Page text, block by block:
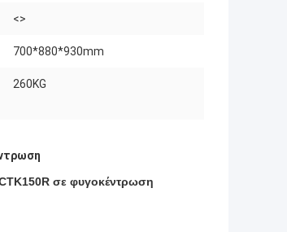
<>
700*880*930mm
260KG
σε φυγοκέντρωση